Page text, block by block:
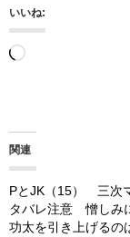
いいね:
読
み
中…
関連
PとJK（15） 三次
タバレ注意 憎しみ
功太を引き上げるの